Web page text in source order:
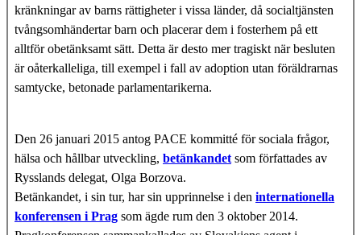
kränkningar av barns rättigheter i vissa länder, då socialtjänsten
tvångsomhändertar barn och placerar dem i fosterhem på ett
alltför obetänksamt sätt. Detta är desto mer tragiskt när besluten
är oåterkalleliga, till exempel i fall av adoption utan föräldrarnas
samtycke, betonade parlamentarikerna.
Den 26 januari 2015 antog PACE kommitté för sociala frågor,
hälsa och hållbar utveckling, betänkandet som författades av
Rysslands delegat, Olga Borzova.
Betänkandet, i sin tur, har sin upprinnelse i den internationella
konferensen i Prag som ägde rum den 3 oktober 2014.